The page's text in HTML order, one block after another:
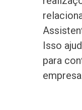
Isso
para